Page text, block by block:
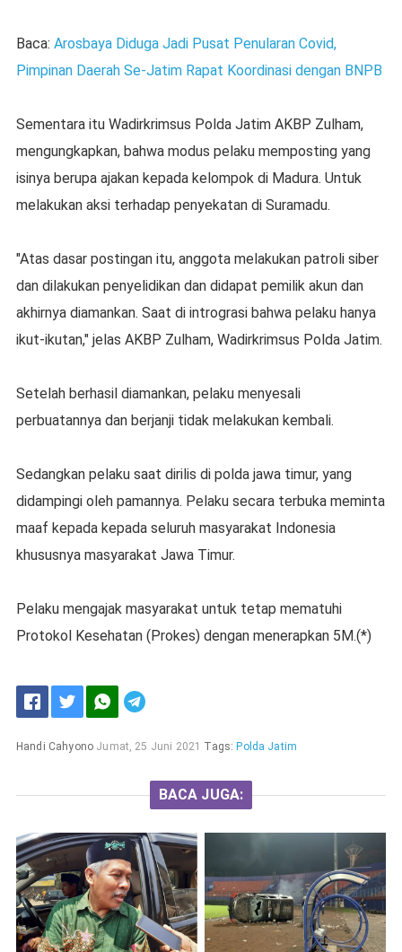
Baca: Arosbaya Diduga Jadi Pusat Penularan Covid,
Pimpinan Daerah Se-Jatim Rapat Koordinasi dengan BNPB
Sementara itu Wadirkrimsus Polda Jatim AKBP Zulham,
mengungkapkan, bahwa modus pelaku memposting yang
isinya berupa ajakan kepada kelompok di Madura. Untuk
melakukan aksi terhadap penyekatan di Suramadu.
"Atas dasar postingan itu, anggota melakukan patroli siber
dan dilakukan penyelidikan dan didapat pemilik akun dan
akhirnya diamankan. Saat di intrograsi bahwa pelaku hanya
ikut-ikutan," jelas AKBP Zulham, Wadirkrimsus Polda Jatim.
Setelah berhasil diamankan, pelaku menyesali
perbuatannya dan berjanji tidak melakukan kembali.
Sedangkan pelaku saat dirilis di polda jawa timur, yang
didampingi oleh pamannya. Pelaku secara terbuka meminta
maaf kepada kepada seluruh masyarakat Indonesia
khususnya masyarakat Jawa Timur.
Pelaku mengajak masyarakat untuk tetap mematuhi
Protokol Kesehatan (Prokes) dengan menerapkan 5M.(*)
Handi Cahyono Jumat, 25 Juni 2021 Tags: Polda Jatim
BACA JUGA: